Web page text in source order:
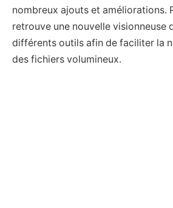
nombreux ajouts et améliorations.
retrouve une nouvelle visionneuse
différents outils afin de faciliter la
des fichiers volumineux.